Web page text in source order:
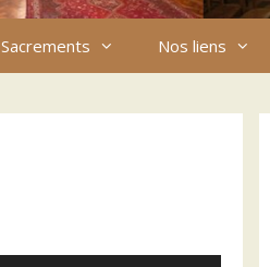
Sacrements
Nos liens